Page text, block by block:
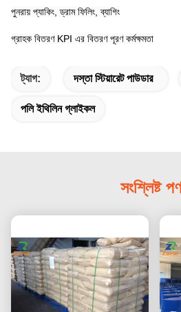
পুনরায় প্যাকিং, ড্রাম ফিলিং, ব্যাগিং
গ্রাহক বিতরণ KPI এর বিতরণ পূরণ কর্মক্ষমতা
ট্যাগ: দস্তা স্টিয়ারেট পাউডার
পলি ইথিলিন গ্লাইকল
সংশ্লিষ্ট